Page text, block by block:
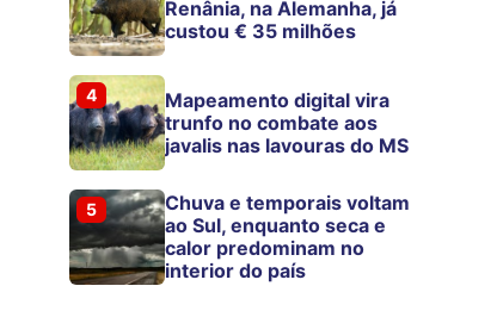
Renânia, na Alemanha, já
custou € 35 milhões
4
Mapeamento digital vira
trunfo no combate aos
javalis nas lavouras do MS
5
Chuva e temporais voltam
ao Sul, enquanto seca e
calor predominam no
interior do país